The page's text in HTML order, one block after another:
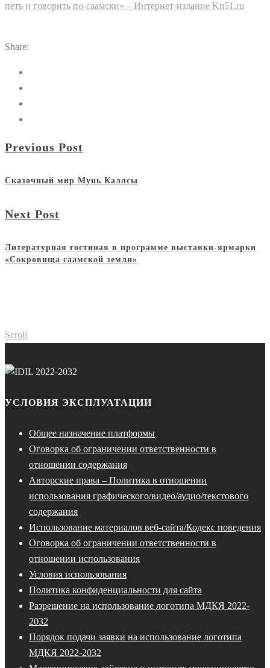
петь и говорить по-саамски» – Интернет-издание Kn51.ru
Share:
Previous Post
Сказочный мир Мунь Каллсы
Next Post
Литературная гостиная в программе выставки-ярмарки
«Сокровища саамской земли»
Scroll
УСЛОВИЯ ЭКСПЛУАТАЦИИ
Общее назначение платформы
Оговорка об ограничении ответственности в
отношении содержания
Авторские права – Политика в отношении
использования графического/видео/аудио/текстового
содержания
Использование материалов веб-сайта/Кодекс поведения
Оговорка об ограничении ответственности в
отношении использования
Условия использования
Политика конфиденциальности для сайта
Разрешение на использование логотипа МДКЯ 2022-
2032
Порядок подачи заявки на использование логотипа
МДКЯ 2022-2032